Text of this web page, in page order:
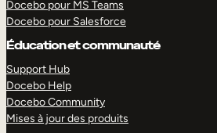
Docebo pour MS Teams
Docebo pour Salesforce
Éducation et communauté
Support Hub
Docebo Help
Docebo Community
Mises à jour des produits